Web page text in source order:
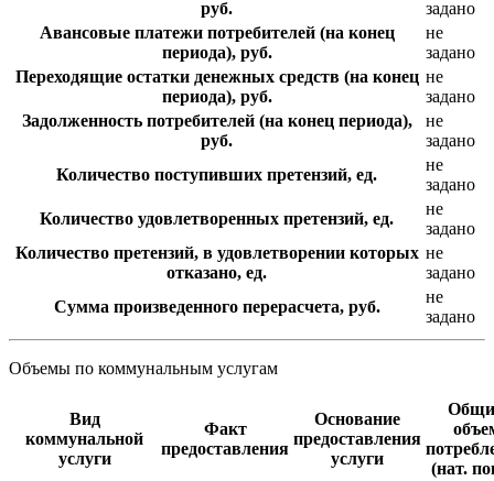
руб.
задано
Авансовые платежи потребителей (на конец
периода), руб.
не
задано
Переходящие остатки денежных средств (на конец
периода), руб.
не
задано
Задолженность потребителей (на конец периода),
руб.
не
задано
Количество поступивших претензий, ед.
не
задано
Количество удовлетворенных претензий, ед.
не
задано
Количество претензий, в удовлетворении которых
отказано, ед.
не
задано
Сумма произведенного перерасчета, руб.
не
задано
Объемы по коммунальным услугам
Вид
коммунальной
услуги
Факт
предоставления
Основание
предоставления
услуги
(нат.